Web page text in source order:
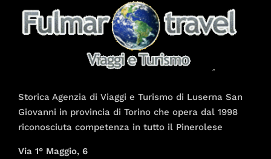
Storica Agenzia di Viaggi e Turismo di Luserna San
Giovanni in provincia di Torino che opera dal 1998
riconosciuta competenza in tutto il Pinerolese
Via 1° Maggio, 6